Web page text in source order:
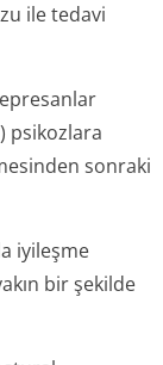
ile tedavi
psikozlara
sonraki
iyileşme
bir şekilde